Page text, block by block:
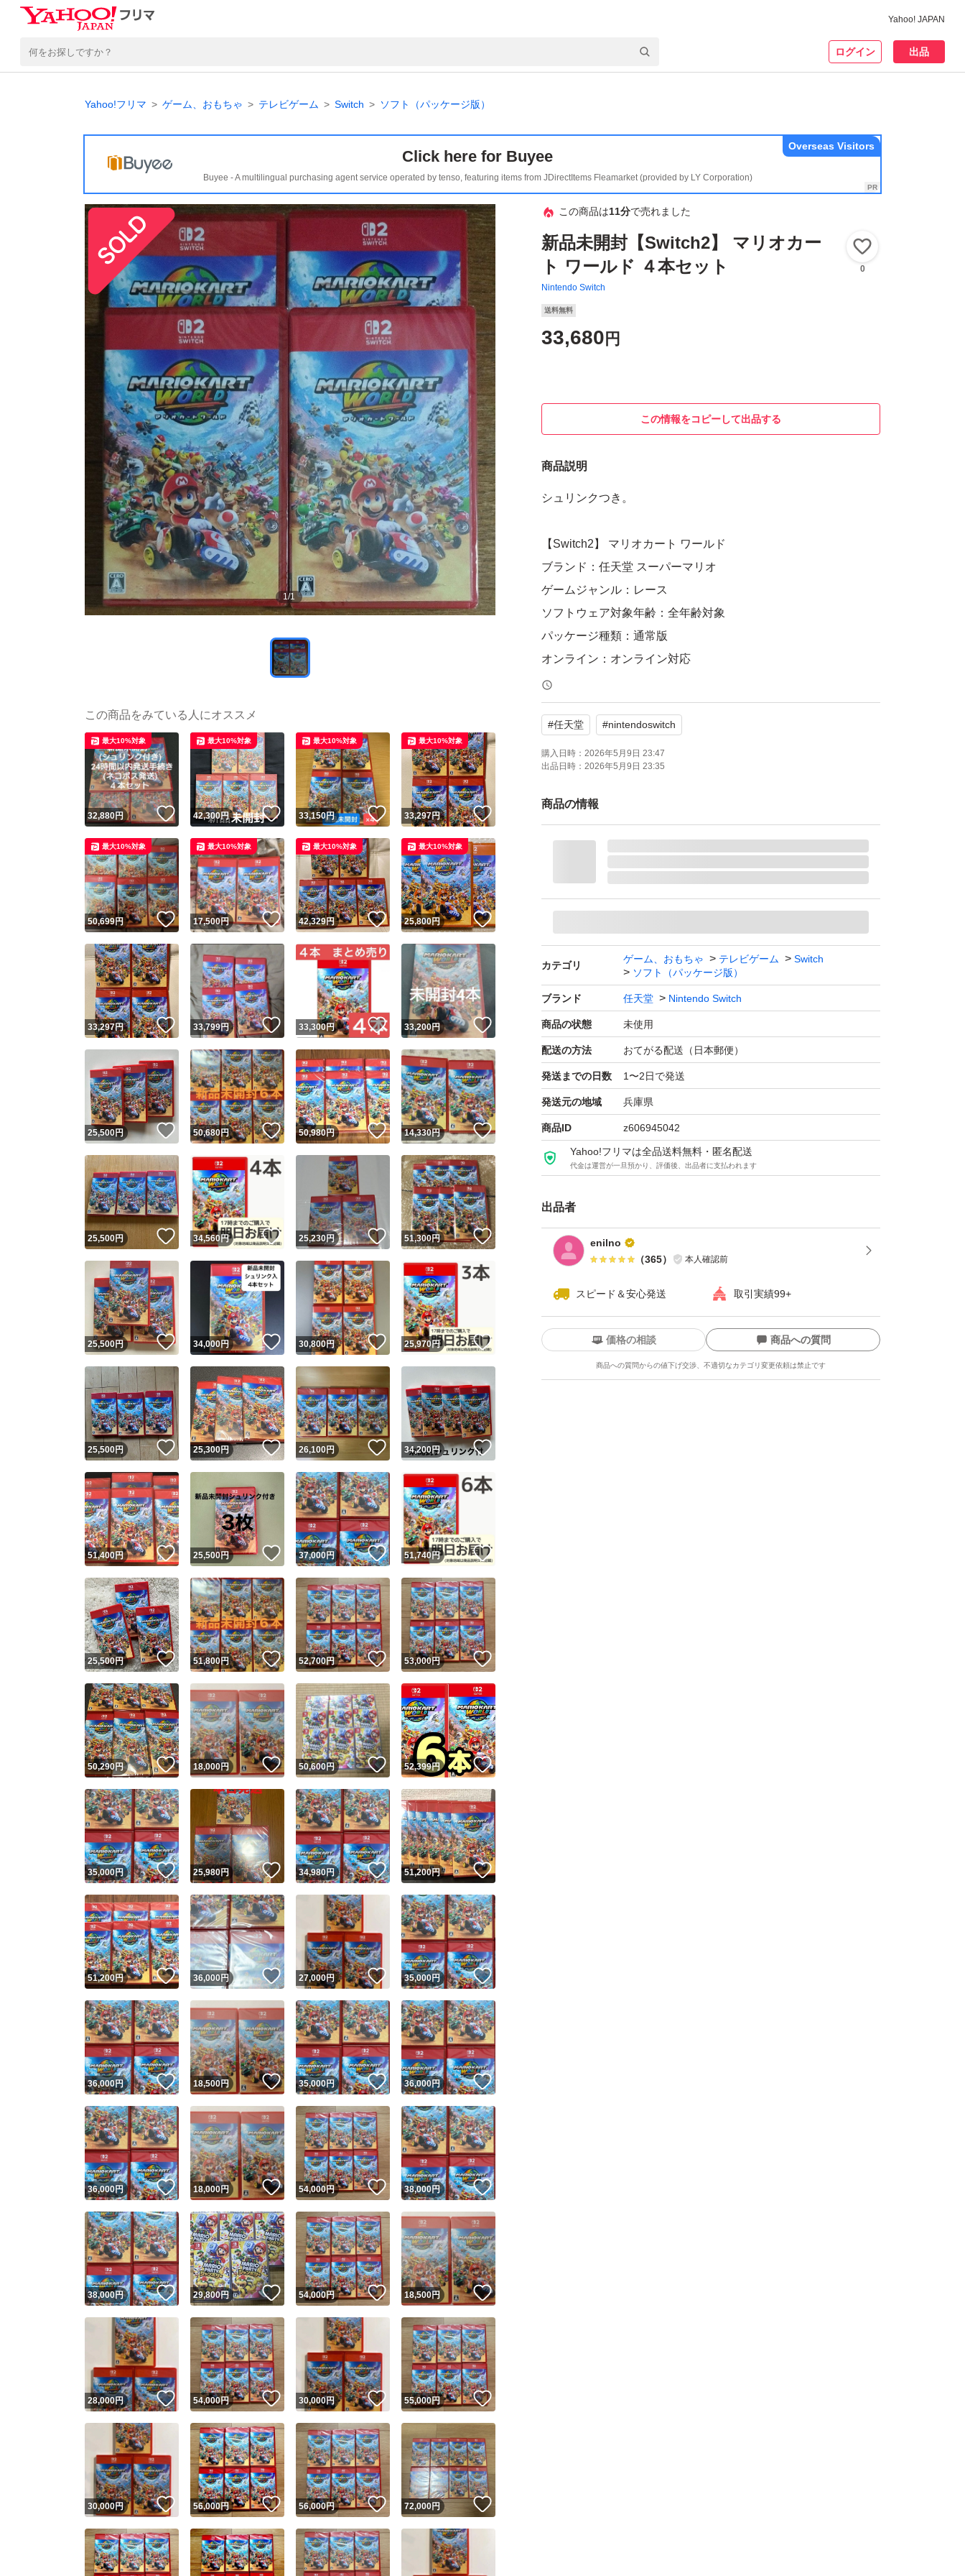
Yahoo! JAPAN
ログイン 出品
Yahoo!フリマ ゲーム、おもちゃ テレビゲーム Switch ソフト（パッケージ版）
Click here for Buyee
Buyee - A multilingual purchasing agent service operated by tenso, featuring items from JDirectItems Fleamarket (provided by LY Corporation)
Overseas Visitors
1/1
この商品は11分で売れました
新品未開封【Switch2】 マリオカー
ト ワールド ４本セット
Nintendo Switch
0
送料無料
33,680 円
この情報をコピーして出品する
商品説明
シュリンクつき。
【Switch2】 マリオカート ワールド
ブランド：任天堂 スーパーマリオ
ゲームジャンル：レース
ソフトウェア対象年齢：全年齢対象
パッケージ種類：通常版
オンライン：オンライン対応
プレイモード：TVモード対応 テーブルモード対応 携帯モード対
応
携帯モードプレイ人数：1 人
#任天堂 #nintendoswitch
購入日時： 2026年5月9日 23:47
出品日時： 2026年5月9日 23:35
商品の情報
カテゴリ
ゲーム、おもちゃ テレビゲーム
Switch
ソフト（パッケージ版）
ブランド 任天堂 Nintendo Switch
商品の状態 未使用
配送の方法 おてがる配送（日本郵便）
発送までの日数 1〜2日で発送
発送元の地域 兵庫県
商品ID z606945042
Yahoo!フリマは全品送料無料・匿名配送
代金は運営が一旦預かり、評価後、出品者に支払われます
出品者
enilno
（365） 本人確認前
スピード＆安心発送 取引実績99+
ユーザーの実績について
Yahoo!フリマが定めた一定の基準を満たしたユーザーにバッジを付与しています
安心取引出品者
安心取引出品者 Yahoo!フリマの基準をクリアした安心・安全なユーザーです
取引実績
取引実績◯+ このユーザーはYahoo!フリマの取引を完了させた実績があります
他フリマ実績◯+ このユーザーは他フリマサービスでの取引実績があります
スピード&安心発送
※このバッジは実績に基づく表示であり、発送を保証しているものではありません
スピード＆安心発送
このユーザーは高頻度で24時間以内＆設定した発送日数内に発送してい
ます
スピード発送 このユーザーは高頻度で24時間以内に発送しています
安心発送 このユーザーは設定した発送日数内に発送しています
価格の相談 商品への質問
商品への質問からの値下げ交渉、不適切なカテゴリ変更依頼は禁止です
この商品の情報をコピーします
商品画像の無断転載は禁止されています
コピーは1商品につき1回です
出品ページへ
キャンセル
この商品をみている人にオススメ
32,880円 いいね！
最大10%対象
42,300円 いいね！
最大10%対象
33,150円 いいね！
最大10%対象
33,297円
最大10%対象
50,699円 いいね！
最大10%対象
17,500円 いいね！
最大10%対象
42,329円 いいね！
最大10%対象
25,800円
最大10%対象
33,297円 いいね！
33,799円 いいね！
33,300円 いいね！
33,200円
25,500円 いいね！
50,680円 いいね！
50,980円 いいね！
14,330円 いいね！
25,500円 いいね！
34,560円 いいね！
25,230円 いいね！
51,300円 いいね！
25,500円 いいね！
34,000円 いいね！
30,800円 いいね！
25,970円
25,500円 いいね！
25,300円 いいね！
26,100円 いいね！
34,200円
51,400円 いいね！
25,500円 いいね！
37,000円 いいね！
51,740円
25,500円 いいね！
51,800円 いいね！
52,700円 いいね！
53,000円
50,290円 いいね！
18,000円 いいね！
50,600円 いいね！
52,399円 いいね！
35,000円 いいね！
25,980円 いいね！
34,980円 いいね！
51,200円 いいね！
51,200円 いいね！
36,000円 いいね！
27,000円 いいね！
35,000円
36,000円 いいね！
18,500円 いいね！
35,000円 いいね！
36,000円 いいね！
36,000円 いいね！
18,000円 いいね！
54,000円 いいね！
38,000円 いいね！
38,000円 いいね！
29,800円 いいね！
54,000円 いいね！
18,500円 いいね！
28,000円 いいね！
54,000円 いいね！
30,000円 いいね！
55,000円 いいね！
30,000円 いいね！
56,000円 いいね！
56,000円 いいね！
72,000円 いいね！